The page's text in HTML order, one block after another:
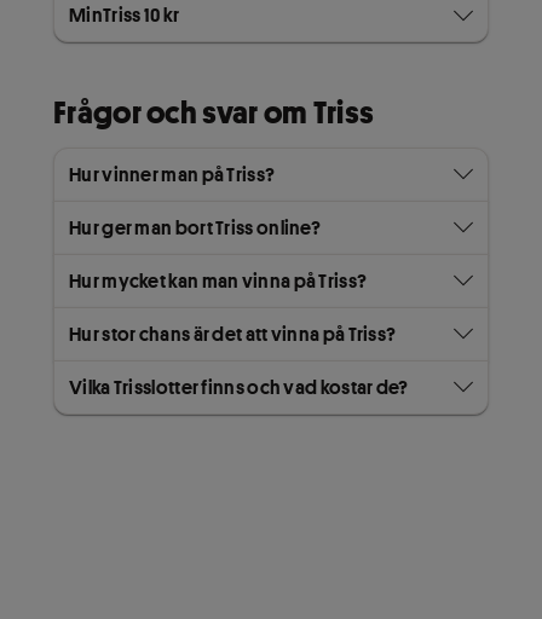
MinTriss 10 kr
Frågor och svar om Triss
Hur vinner man på Triss?
Hur ger man bort Triss online?
Hur mycket kan man vinna på Triss?
Hur stor chans är det att vinna på Triss?
Vilka Trisslotter finns och vad kostar de?